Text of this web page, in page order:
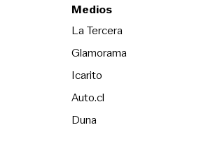
Medios
La TerceraOpens in new
Glamorama
Icarito
Auto.cl
DunaOpens in new window